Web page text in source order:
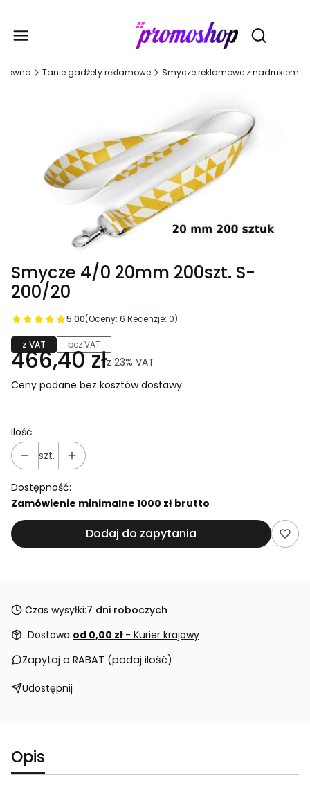
Otwórz
Tanie gadżety reklamowe Smycze reklamowe z nadrukiem
Smycze 4/0 20mm 200szt. S-
200/20
5.00(Oceny: 6 Recenzje: 0)
z VAT bez VAT
466,40 złz 23% VAT
Ceny podane bez kosztów dostawy.
Ilość
szt.
Dostępność:
Zamówienie minimalne 1000 zł brutto
Dodaj do zapytania
Czas wysyłki:7 dni roboczych
Dostawa od 0,00 zł - Kurier krajowy
Zapytaj o RABAT (podaj ilość)
Udostępnij
Opis